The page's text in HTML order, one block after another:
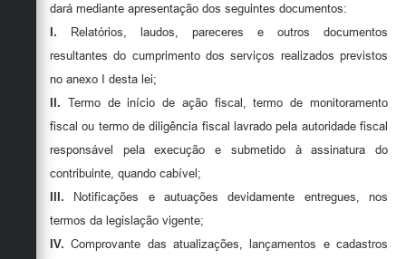
dará mediante apresentação dos seguintes documentos:
I. Relatórios, laudos, pareceres e outros documentos
resultantes do cumprimento dos serviços realizados previstos
no anexo I desta lei;
II. Termo de início de ação fiscal, termo de monitoramento
fiscal ou termo de diligência fiscal lavrado pela autoridade fiscal
responsável pela execução e submetido à assinatura do
contribuinte, quando cabível;
III. Notificações e autuações devidamente entregues, nos
termos da legislação vigente;
IV.Comprovante das atualizações, lançamentos e cadastros